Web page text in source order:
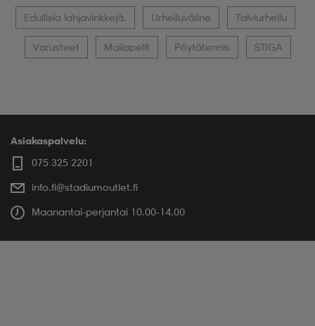
Edullisia lahjavinkkejä. Urheiluväline Talviurheilu
Varusteet Mailapelit Pöytätennis STIGA
Asiakaspalvelu:
075 325 2201
info.fi@stadiumoutlet.fi
Maanantai-perjantai 10.00-14.00